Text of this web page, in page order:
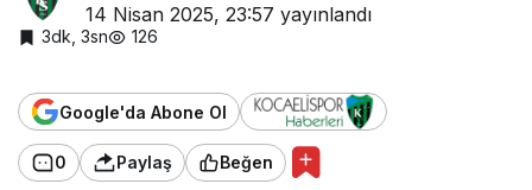
14 Nisan 2025, 23:57 yayınlandı
3dk, 3sn 126
Google'da Abone Ol
0 Paylaş Beğen